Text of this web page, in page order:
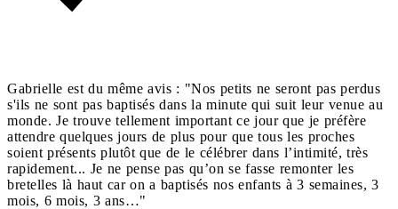
Gabrielle est du même avis : "Nos petits ne seront pas perdus
s'ils ne sont pas baptisés dans la minute qui suit leur venue au
monde. Je trouve tellement important ce jour que je préfère
attendre quelques jours de plus pour que tous les proches
soient présents plutôt que de le célébrer dans l’intimité, très
rapidement... Je ne pense pas qu’on se fasse remonter les
bretelles là haut car on a baptisés nos enfants à 3 semaines, 3
mois, 6 mois, 3 ans…"